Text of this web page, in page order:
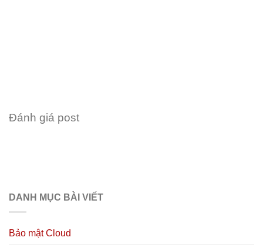
Đánh giá post
DANH MỤC BÀI VIẾT
Bảo mật Cloud